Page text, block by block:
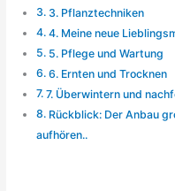
3. Pflanztechniken
4. Meine neue
5. Pflege und Wartung
6. Ernten und Trocknen
7. Überwintern und
Rückblick: Der Anbau
aufhören..